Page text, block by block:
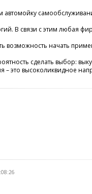
В связи с этим любая
возможность начать
сделать выбор:
– это высоколиквидное